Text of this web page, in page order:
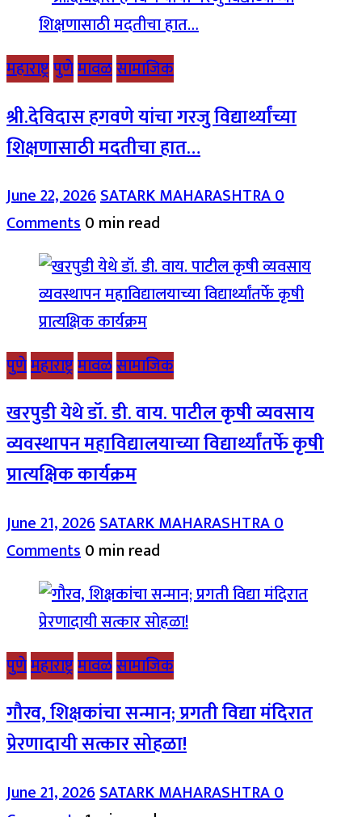
महाराष्ट्रपुणेमावळसामाजिक
श्री.देविदास हगवणे यांचा गरजु विद्यार्थ्यांच्या
शिक्षणासाठी मदतीचा हात…
June 22, 2026SATARK MAHARASHTRA0
Comments0 min read
पुणेमहाराष्ट्रमावळसामाजिक
खरपुडी येथे डॉ. डी. वाय. पाटील कृषी व्यवसाय
व्यवस्थापन महाविद्यालयाच्या विद्यार्थ्यांतर्फे कृषी
प्रात्यक्षिक कार्यक्रम
June 21, 2026SATARK MAHARASHTRA0
Comments0 min read
पुणेमहाराष्ट्रमावळसामाजिक
गौरव, शिक्षकांचा सन्मान; प्रगती विद्या मंदिरात
प्रेरणादायी सत्कार सोहळा!
June 21, 2026SATARK MAHARASHTRA0